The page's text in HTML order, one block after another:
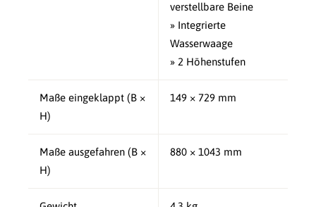
verstellbare Beine
» Integrierte
Wasserwaage
» 2 Höhenstufen
Maße eingeklappt (B ×
H)
149 × 729 mm
Maße ausgefahren (B ×
H)
880 × 1043 mm